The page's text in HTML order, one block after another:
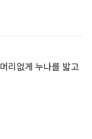
리없게 누나를 밟고